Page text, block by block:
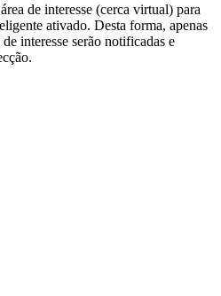
de interesse (cerca virtual) para
ativado. Desta forma, apenas
interesse serão notificadas e